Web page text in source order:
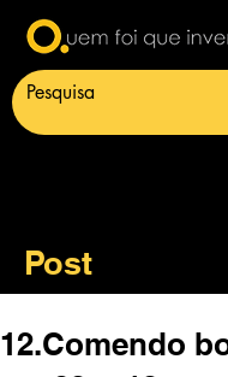
Post
12.Comendo